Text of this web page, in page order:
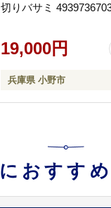
切りバサミ
19,000円
兵庫県 小野市
おすす